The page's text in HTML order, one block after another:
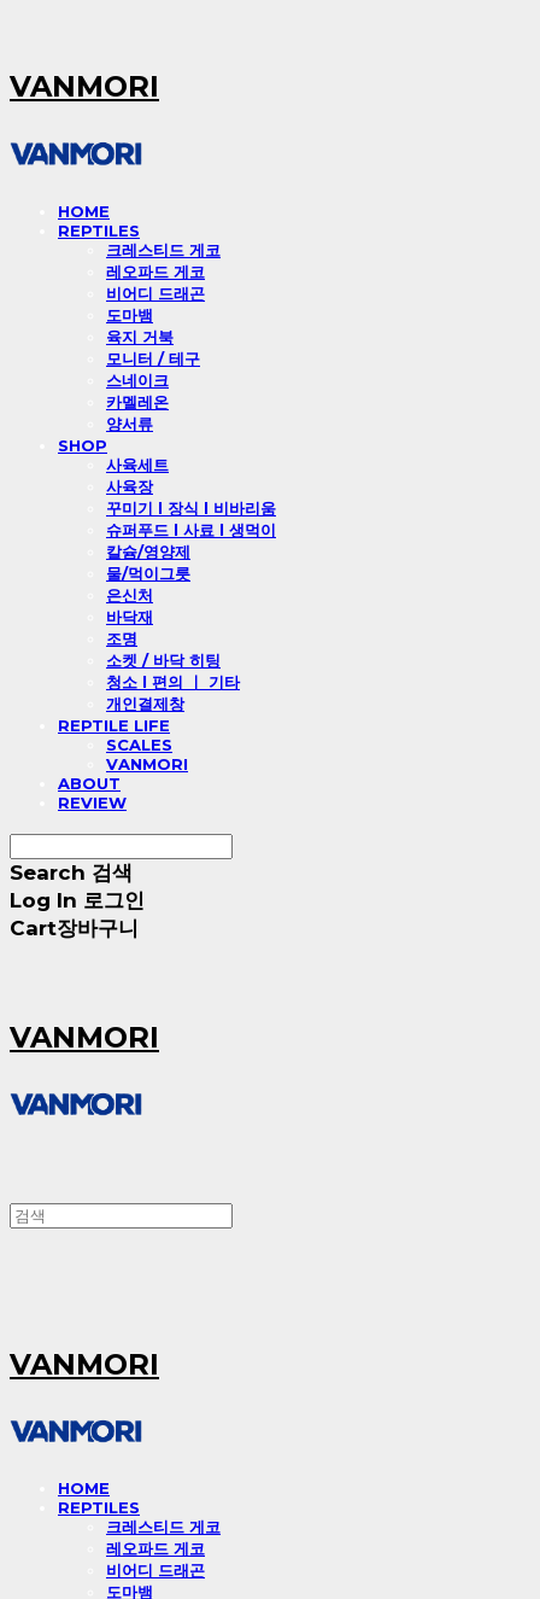
VANMORI
HOME
REPTILES
크레스티드 게코
레오파드 게코
비어디 드래곤
도마뱀
육지 거북
모니터 / 테구
스네이크
카멜레온
양서류
SHOP
사육세트
사육장
꾸미기 l 장식 l 비바리움
슈퍼푸드 l 사료 l 생먹이
칼슘/영양제
물/먹이그릇
은신처
바닥재
조명
소켓 / 바닥 히팅
청소 l 편의 ㅣ 기타
개인결제창
REPTILE LIFE
SCALES
VANMORI
ABOUT
REVIEW
Search 검색
Log In 로그인
Cart장바구니
VANMORI
VANMORI
HOME
REPTILES
크레스티드 게코
레오파드 게코
비어디 드래곤
도마뱀